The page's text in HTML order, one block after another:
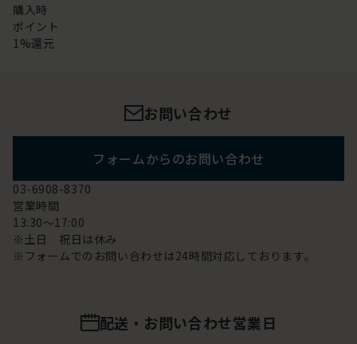
購入時
ポイント
1%還元
お問い合わせ
フォームからのお問い合わせ
03-6908-8370
営業時間
13:30～17:00
※土日 祝日は休み
※フォームでのお問い合わせは24時間対応しております。
配送・お問い合わせ営業日